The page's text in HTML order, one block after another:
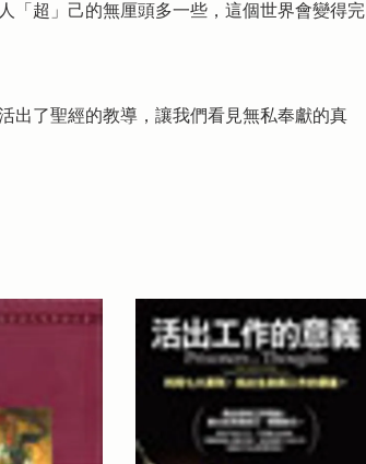
「超」己的無厘頭多一些，這個世界會變得完
出了聖經的教導，讓我們看見無私奉獻的真